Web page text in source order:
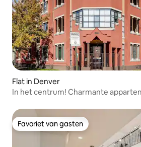
Flat in Denver
In het centrum! Charmante
Favoriet van gasten
Favoriet van gasten